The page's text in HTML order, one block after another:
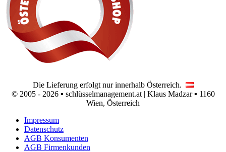
Die Lieferung erfolgt nur innerhalb Österreich.
© 2005 - 2026 ▪ schlüsselmanagement.at | Klaus Madzar ▪ 1160
Wien, Österreich
Impressum
Datenschutz
AGB Konsumenten
AGB Firmenkunden